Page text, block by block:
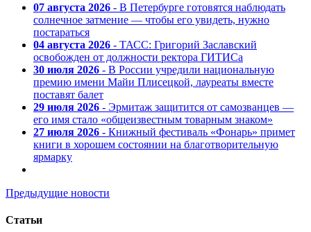
07 августа 2026 - В Петербурге готовятся наблюдать
солнечное затмение — чтобы его увидеть, нужно
постараться
04 августа 2026 - ТАСС: Григорий Заславский
освобожден от должности ректора ГИТИСа
30 июля 2026 - В России учредили национальную
премию имени Майи Плисецкой, лауреаты вместе
поставят балет
29 июля 2026 - Эрмитаж защитится от самозванцев —
его имя стало «общеизвестным товарным знаком»
27 июля 2026 - Книжный фестиваль «Фонарь» примет
книги в хорошем состоянии на благотворительную
ярмарку
Предыдущие новости
Статьи